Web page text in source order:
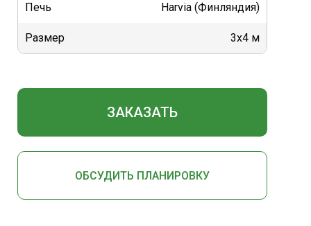
Печь Harvia (Финляндия)
Размер 3х4 м
ЗАКАЗАТЬ
ОБСУДИТЬ ПЛАНИРОВКУ